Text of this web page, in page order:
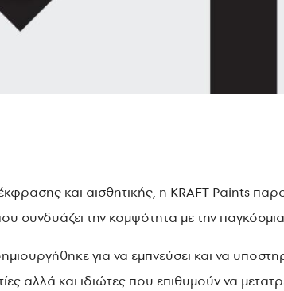
και αισθητικής, η KRAFT Paints
συνδυάζει την κομψότητα με την
για να εμπνεύσει και να
αλλά και ιδιώτες που επιθυμούν να